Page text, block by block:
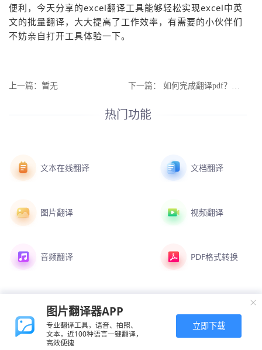
便利，今天分享的excel翻译工具能够轻松实现excel中英
文的批量翻译，大大提高了工作效率，有需要的小伙伴们
不妨亲自打开工具体验一下。
上一篇：暂无 下一篇： 如何完成翻译pdf？语言翻译工具推荐
热门功能
文本在线翻译 文档翻译
图片翻译 视频翻译
音频翻译 PDF格式转换
图片翻译器APP
专业翻译工具，语音、拍照、
文本，近100种语言一键翻译，
高效便捷
立即下载